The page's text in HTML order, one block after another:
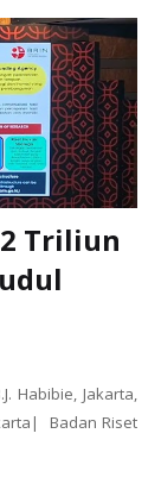
Triliun
Habibie, Jakarta,
Badan Riset